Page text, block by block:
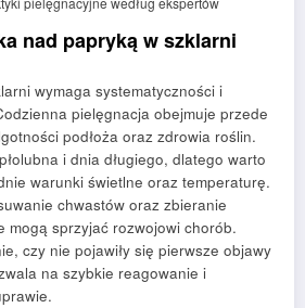
nad papryką w szklarni
wymaga systematyczności i
pielęgnacja obejmuje przede
podłoża oraz zdrowia roślin.
i dnia długiego, dlatego warto
warunki świetlne oraz temperaturę.
chwastów oraz zbieranie
mogą sprzyjać rozwojowi chorób.
czy nie pojawiły się pierwsze objawy
na szybkie reagowanie i